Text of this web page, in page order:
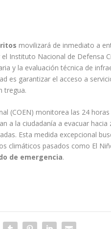
movilizará de inmediato a
Instituto Nacional de Defensa
y la evaluación técnica de
es garantizar el acceso a
tregua.
(COEN) monitorea las 24 horas
a la ciudadanía a evacuar hacia
Esta medida excepcional
climáticos pasados como El
de emergencia.